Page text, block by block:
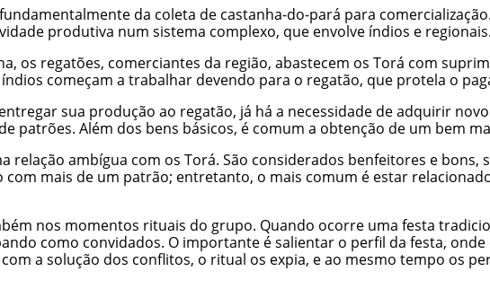
da coleta de castanha-do-pará para
produtiva num sistema complexo, que envolve índios e regionais.
os regatões, comerciantes da região, abastecem os Torá com
começam a trabalhar devendo para o regatão, que protela o
sua produção ao regatão, já há a necessidade de adquirir
patrões. Além dos bens básicos, é comum a obtenção de um bem
relação ambígua com os Torá. São considerados benfeitores e
mais de um patrão; entretanto, o mais comum é estar
nos momentos rituais do grupo. Quando ocorre uma festa
como convidados. O importante é salientar o perfil da festa,
a solução dos conflitos, o ritual os expia, e ao mesmo tempo os